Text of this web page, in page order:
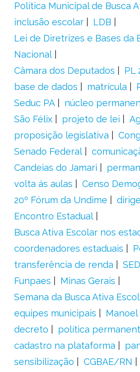
Política Municipal de Busca
inclusão escolar
LDB
Lei de Diretrizes e Bases da
Nacional
Câmara dos Deputados
PL
base de dados
matrícula
Seduc PA
núcleo
São Félix
projeto de lei
proposição legislativa
Senado Federal
Candeias do Jamari
volta ás aulas
Censo
20º Fórum da Undime
Encontro Estadual
Busca Ativa Escolar nos
coordenadores estaduais
transferência de renda
Funpaes
Minas Gerais
Semana da Busca Ativa
equipes municipais
decreto
política
cadastro na plataforma
sensibilização
CGBAE/RN